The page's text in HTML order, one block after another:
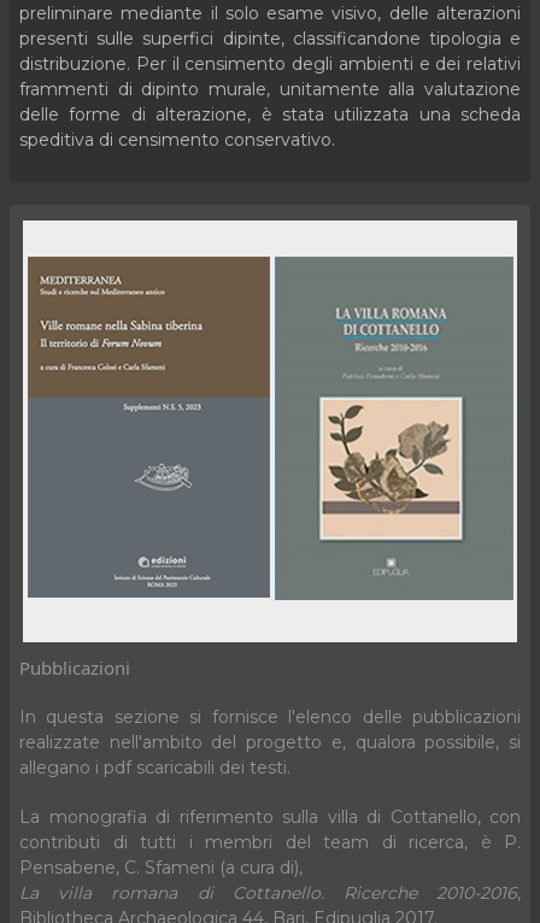
preliminare mediante il solo esame visivo, delle alterazioni
presenti sulle superfici dipinte, classificandone tipologia e
distribuzione. Per il censimento degli ambienti e dei relativi
frammenti di dipinto murale, unitamente alla valutazione
delle forme di alterazione, è stata utilizzata una scheda
speditiva di censimento conservativo.
Pubblicazioni
In questa sezione si fornisce l'elenco delle pubblicazioni
realizzate nell'ambito del progetto e, qualora possibile, si
allegano i pdf scaricabili dei testi.
La monografia di riferimento sulla villa di Cottanello, con
contributi di tutti i membri del team di ricerca, è P.
Pensabene, C. Sfameni (a cura di),
La villa romana di Cottanello. Ricerche 2010-2016,
Bibliotheca Archaeologica 44, Bari, Edipuglia 2017.